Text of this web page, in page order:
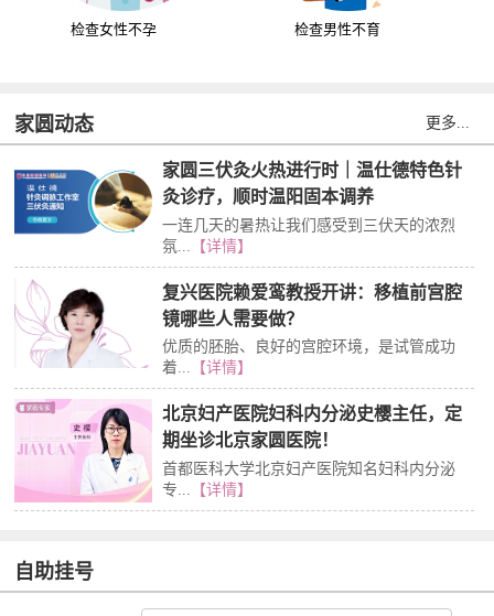
检查女性不孕 检查男性不育
家圆动态 更多...
家圆三伏灸火热进行时｜温仕德特色针
灸诊疗，顺时温阳固本调养
一连几天的暑热让我们感受到三伏天的浓烈
氛...
【详情】
复兴医院赖爱鸾教授开讲：移植前宫腔
镜哪些人需要做？
优质的胚胎、良好的宫腔环境，是试管成功
着... 【详情】
北京妇产医院妇科内分泌史樱主任，定
期坐诊北京家圆医院！
首都医科大学北京妇产医院知名妇科内分泌
专...
【详情】
自助挂号